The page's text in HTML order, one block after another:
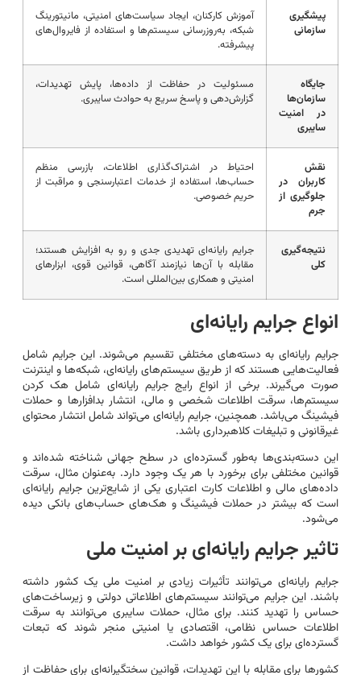
پیشگیری
سازمانی
آموزش کارکنان، ایجاد سیاست‌های امنیتی، مانیتورینگ
شبکه، به‌روزرسانی سیستم‌ها و استفاده از فایروال‌های
پیشرفته.
جایگاه
سازمان‌ها
در امنیت
سایبری
مسئولیت در حفاظت از داده‌ها، پایش تهدیدات،
گزارش‌دهی و پاسخ سریع به حوادث سایبری.
نقش
کاربران در
جلوگیری از
جرم
احتیاط در اشتراک‌گذاری اطلاعات، بازرسی منظم
حساب‌ها، استفاده از خدمات اعتبارسنجی و مراقبت از
حریم خصوصی.
نتیجه‌گیری
کلی
جرایم رایانه‌ای تهدیدی جدی و رو به افزایش هستند؛
مقابله با آن‌ها نیازمند آگاهی، قوانین قوی، ابزارهای
امنیتی و همکاری بین‌المللی است.
انواع جرایم رایانه‌ای
جرایم رایانه‌ای به دسته‌های مختلفی تقسیم می‌شوند. این جرایم شامل
فعالیت‌هایی هستند که از طریق سیستم‌های رایانه‌ای، شبکه‌ها و اینترنت
صورت می‌گیرند. برخی از انواع رایج جرایم رایانه‌ای شامل هک کردن
سیستم‌ها، سرقت اطلاعات شخصی و مالی، انتشار بدافزارها و حملات
فیشینگ می‌باشد. همچنین، جرایم رایانه‌ای می‌تواند شامل انتشار محتوای
غیرقانونی و تبلیغات کلاهبرداری باشد.
این دسته‌بندی‌ها به‌طور گسترده‌ای در سطح جهانی شناخته شده‌اند و
قوانین مختلفی برای برخورد با هر یک وجود دارد. به‌عنوان مثال، سرقت
داده‌های مالی و اطلاعات کارت اعتباری یکی از شایع‌ترین جرایم رایانه‌ای
است که بیشتر در حملات فیشینگ و هک‌های حساب‌های بانکی دیده
می‌شود.
تاثیر جرایم رایانه‌ای بر امنیت ملی
جرایم رایانه‌ای می‌توانند تأثیرات زیادی بر امنیت ملی یک کشور داشته
باشند. این جرایم می‌توانند سیستم‌های اطلاعاتی دولتی و زیرساخت‌های
حساس را تهدید کنند. برای مثال، حملات سایبری می‌توانند به سرقت
اطلاعات حساس نظامی، اقتصادی یا امنیتی منجر شوند که تبعات
گسترده‌ای برای یک کشور خواهد داشت.
کشورها برای مقابله با این تهدیدات، قوانین سختگیرانه‌ای برای حفاظت از